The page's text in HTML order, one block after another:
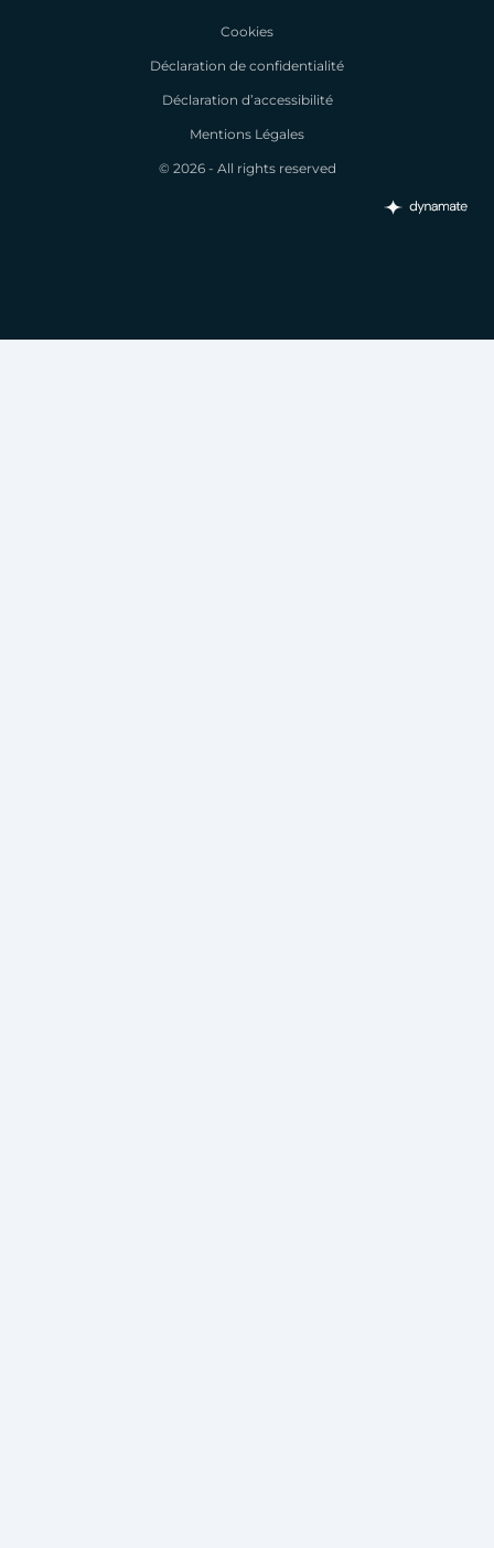
Cookies
Déclaration de confidentialité
Déclaration d’accessibilité
Mentions Légales
© 2026 - All rights reserved